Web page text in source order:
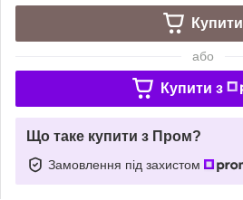
Купити
або
Купити з
Що таке купити з Пром?
Замовлення під захистом